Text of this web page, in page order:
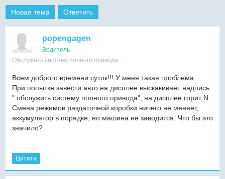
Новая тема Ответить
popengagen
Водитель
Обслужить систему полного привода
Всем доброго времени суток!!! У меня такая проблема...
При попытке завести авто на дисплее выскакивает надпись
" обслужить систему полного привода", на дисплее горит N.
Смена режимов раздаточной коробки ничего не меняет,
аккумулятор в порядке, но машина не заводится. Что бы это
значило?
Цитата